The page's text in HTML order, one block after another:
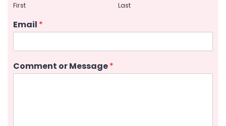
First Last
Email *
Comment or Message*